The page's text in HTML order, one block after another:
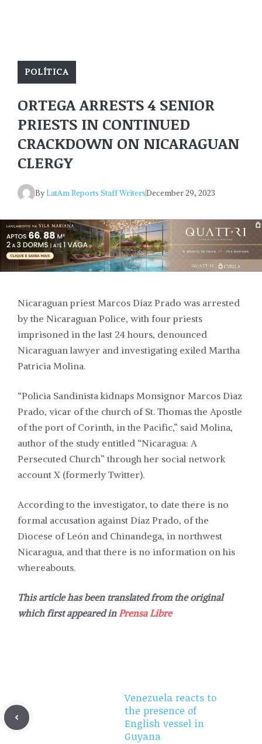
POLÍTICA
ORTEGA ARRESTS 4 SENIOR
PRIESTS IN CONTINUED
CRACKDOWN ON NICARAGUAN
CLERGY
ByLatAm Reports Staff WritersDecember 29, 2023
Nicaraguan priest Marcos Díaz Prado was arrested
by the Nicaraguan Police, with four priests
imprisoned in the last 24 hours, denounced
Nicaraguan lawyer and investigating exiled Martha
Patricia Molina.
“Policia Sandinista kidnaps Monsignor Marcos Diaz
Prado, vicar of the church of St. Thomas the Apostle
of the port of Corinth, in the Pacific,” said Molina,
author of the study entitled “Nicaragua: A
Persecuted Church” through her social network
account X (formerly Twitter).
According to the investigator, to date there is no
formal accusation against Díaz Prado, of the
Diocese of León and Chinandega, in northwest
Nicaragua, and that there is no information on his
whereabouts.
This article has been translated from the original
which first appeared inPrensa Libre
Venezuela reacts to
the presence of
English vessel in
Guyana